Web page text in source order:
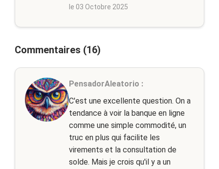
le 03 Octobre 2025
Commentaires (16)
PensadorAleatorio :
C'est une excellente question. On a
tendance à voir la banque en ligne
comme une simple commodité, un
truc en plus qui facilite les
virements et la consultation de
solde. Mais je crois qu'il y a un